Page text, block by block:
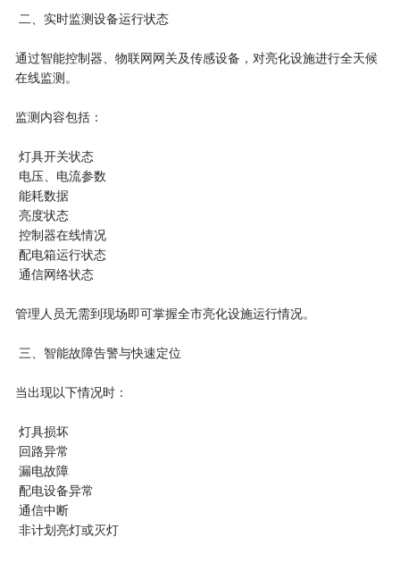
二、实时监测设备运行状态
通过智能控制器、物联网网关及传感设备，对亮化设施进行全天候
在线监测。
监测内容包括：
灯具开关状态
电压、电流参数
能耗数据
亮度状态
控制器在线情况
配电箱运行状态
通信网络状态
管理人员无需到现场即可掌握全市亮化设施运行情况。
三、智能故障告警与快速定位
当出现以下情况时：
灯具损坏
回路异常
漏电故障
配电设备异常
通信中断
非计划亮灯或灭灯